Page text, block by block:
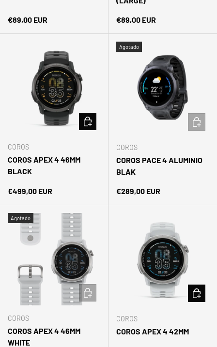
Precio normal
€89,00 EUR Precio normal
€89,00 EUR
COROS
COROS APEX 4 46MM
BLACK
Precio normal
€499,00 EUR
AÑADIR AL CARRITO
Agotado
COROS
COROS PACE 4 ALUMINIO
BLAK
Precio normal
€289,00 EUR
Agotado
COROS
COROS APEX 4 46MM
WHITE
AÑADIR AL CARRITO
COROS
COROS APEX 4 42MM
ELEGIR